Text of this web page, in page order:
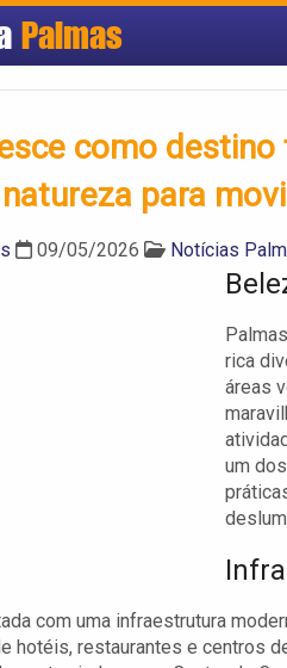
Palmas
como
para
09/05/2026 Notícias
rica
áreas
um
com uma infraestrutura
hotéis, restaurantes e centros